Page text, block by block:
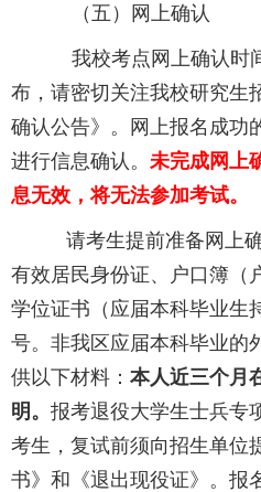
（五）网上确认
我校考点网上确认时间
布，请密切关注我校研究生
确认公告》。网上报名成功
进行信息确认。 未完成网上
息无效，将无法参加考试。
请考生提前准备网上确
有效居民身份证、户口簿（
学位证书（应届本科毕业生
号。非我区应届本科毕业的
供以下材料： 本人近三个月
明。 报考退役大学生士兵专
考生，复试前须向招生单位
书》和《退出现役证》。报